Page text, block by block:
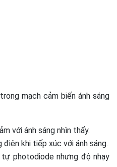
mạch cảm biến ánh sáng
với ánh sáng nhìn thấy.
điện khi tiếp xúc với ánh sáng.
photodiode nhưng độ nhạy